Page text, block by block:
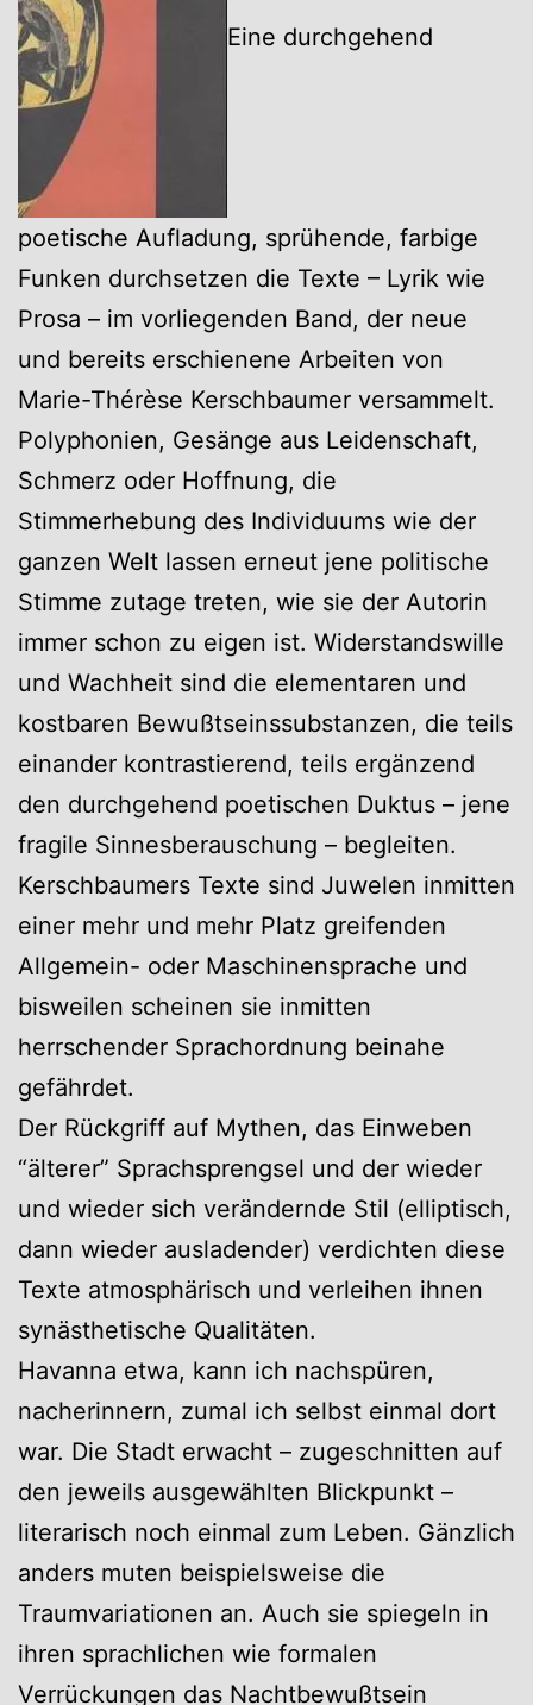
Eine durchgehend
poetische Aufladung, sprühende, farbige
Funken durchsetzen die Texte – Lyrik wie
Prosa – im vorliegenden Band, der neue
und bereits erschienene Arbeiten von
Marie-Thérèse Kerschbaumer versammelt.
Polyphonien, Gesänge aus Leidenschaft,
Schmerz oder Hoffnung, die
Stimmerhebung des Individuums wie der
ganzen Welt lassen erneut jene politische
Stimme zutage treten, wie sie der Autorin
immer schon zu eigen ist. Widerstandswille
und Wachheit sind die elementaren und
kostbaren Bewußtseinssubstanzen, die teils
einander kontrastierend, teils ergänzend
den durchgehend poetischen Duktus – jene
fragile Sinnesberauschung – begleiten.
Kerschbaumers Texte sind Juwelen inmitten
einer mehr und mehr Platz greifenden
Allgemein- oder Maschinensprache und
bisweilen scheinen sie inmitten
herrschender Sprachordnung beinahe
gefährdet.
Der Rückgriff auf Mythen, das Einweben
“älterer” Sprachsprengsel und der wieder
und wieder sich verändernde Stil (elliptisch,
dann wieder ausladender) verdichten diese
Texte atmosphärisch und verleihen ihnen
synästhetische Qualitäten.
Havanna etwa, kann ich nachspüren,
nacherinnern, zumal ich selbst einmal dort
war. Die Stadt erwacht – zugeschnitten auf
den jeweils ausgewählten Blickpunkt –
literarisch noch einmal zum Leben. Gänzlich
anders muten beispielsweise die
Traumvariationen an. Auch sie spiegeln in
ihren sprachlichen wie formalen
Verrückungen das Nachtbewußtsein